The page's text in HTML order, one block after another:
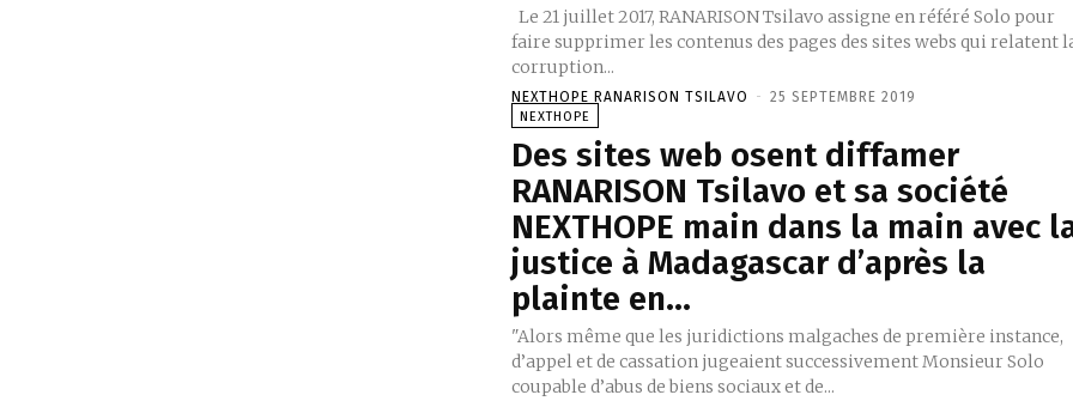
Le 21 juillet 2017, RANARISON Tsilavo assigne en référé Solo pour
faire supprimer les contenus des pages des sites webs qui relatent
corruption...
NEXTHOPE RANARISON TSILAVO - 25 SEPTEMBRE 2019
NEXTHOPE
Des sites web osent diffamer
RANARISON Tsilavo et sa société
NEXTHOPE main dans la main avec
justice à Madagascar d’après la
plainte en...
"Alors même que les juridictions malgaches de première instance,
d’appel et de cassation jugeaient successivement Monsieur Solo
coupable d’abus de biens sociaux et de...